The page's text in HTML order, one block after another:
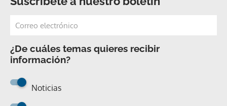
¿De cuáles temas quieres recibir
información?
Noticias